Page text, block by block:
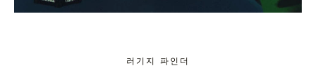
러기지 파인더